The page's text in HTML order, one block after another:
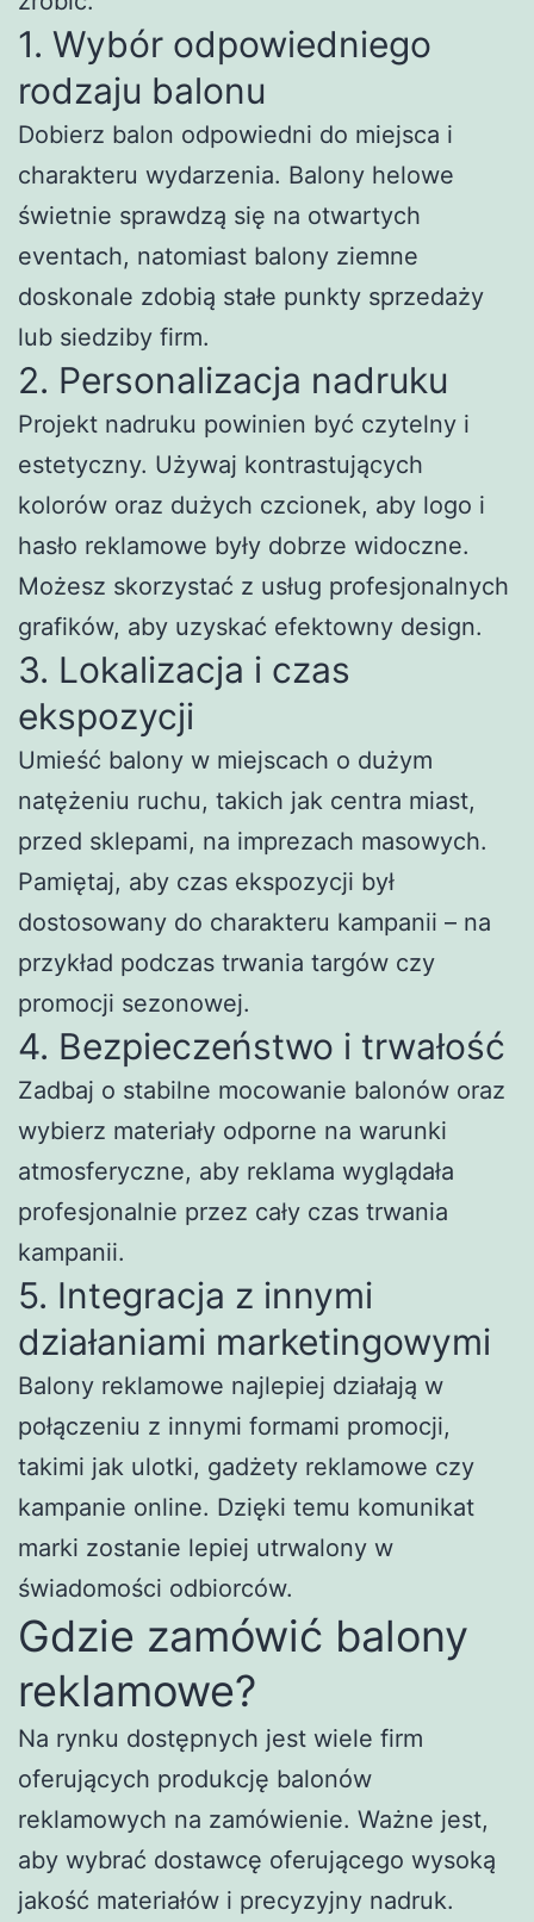
1. Wybór odpowiedniego
rodzaju balonu
Dobierz balon odpowiedni do miejsca i
charakteru wydarzenia. Balony helowe
świetnie sprawdzą się na otwartych
eventach, natomiast balony ziemne
doskonale zdobią stałe punkty sprzedaży
lub siedziby firm.
2. Personalizacja nadruku
Projekt nadruku powinien być czytelny i
estetyczny. Używaj kontrastujących
kolorów oraz dużych czcionek, aby logo i
hasło reklamowe były dobrze widoczne.
Możesz skorzystać z usług profesjonalnych
grafików, aby uzyskać efektowny design.
3. Lokalizacja i czas
ekspozycji
Umieść balony w miejscach o dużym
natężeniu ruchu, takich jak centra miast,
przed sklepami, na imprezach masowych.
Pamiętaj, aby czas ekspozycji był
dostosowany do charakteru kampanii – na
przykład podczas trwania targów czy
promocji sezonowej.
4. Bezpieczeństwo i trwałość
Zadbaj o stabilne mocowanie balonów oraz
wybierz materiały odporne na warunki
atmosferyczne, aby reklama wyglądała
profesjonalnie przez cały czas trwania
kampanii.
5. Integracja z innymi
działaniami marketingowymi
Balony reklamowe najlepiej działają w
połączeniu z innymi formami promocji,
takimi jak ulotki, gadżety reklamowe czy
kampanie online. Dzięki temu komunikat
marki zostanie lepiej utrwalony w
świadomości odbiorców.
Gdzie zamówić balony
reklamowe?
Na rynku dostępnych jest wiele firm
oferujących produkcję balonów
reklamowych na zamówienie. Ważne jest,
aby wybrać dostawcę oferującego wysoką
jakość materiałów i precyzyjny nadruk.